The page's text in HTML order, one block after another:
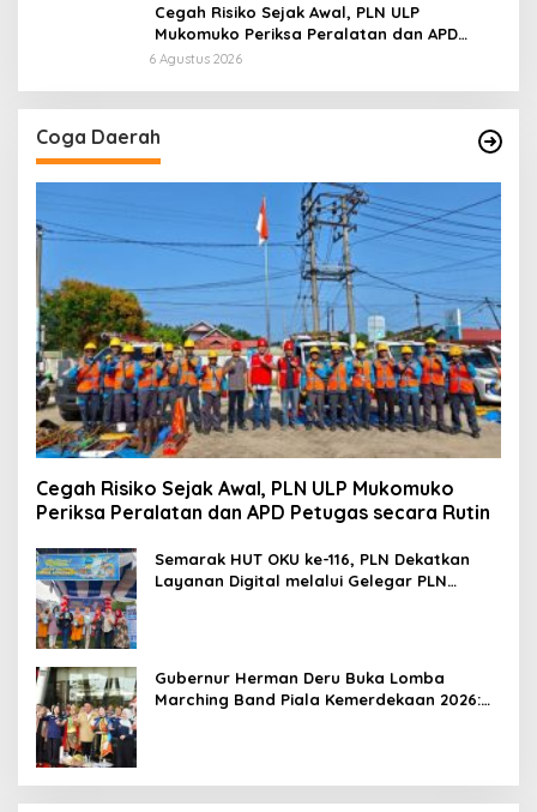
Cegah Risiko Sejak Awal, PLN ULP
Mukomuko Periksa Peralatan dan APD
Petugas secara Rutin
6 Agustus 2026
Coga Daerah
Cegah Risiko Sejak Awal, PLN ULP Mukomuko
Periksa Peralatan dan APD Petugas secara Rutin
Semarak HUT OKU ke-116, PLN Dekatkan
Layanan Digital melalui Gelegar PLN
Gubernur Herman Deru Buka Lomba
Marching Band Piala Kemerdekaan 2026: